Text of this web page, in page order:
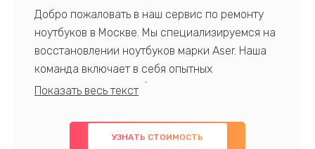
Добро пожаловать в наш сервис по ремонту
ноутбуков в Москве. Мы специализируемся на
восстановлении ноутбуков марки Aser. Наша
команда включает в себя опытных
профессионалов с обширными знаниями и
предлагаем быстрый и качественный ремонт с
использованием оригинальных компонентов, а
УЗНАТЬ СТОИМОСТЬ